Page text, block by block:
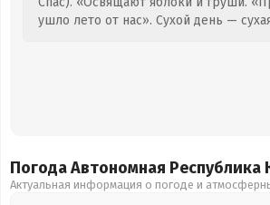
ушло лето от нас». Сухой день —
Погода Автономная Республика
Актуальная информация о погоде и